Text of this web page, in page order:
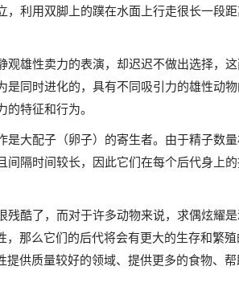
利用双脚上的蹼在水面上行走很长一段
雄性卖力的表演，却迟迟不做出选择，
同时进化的，具有不同吸引力的雄性动
特征和行为。
大配子（卵子）的寄生者。由于精子数
隔时间较长，因此它们在每个后代身上
酷了，而对于许多动物来说，求偶炫耀
那么它们的后代将会有更大的生存和繁
供质量较好的领域、提供更多的食物、